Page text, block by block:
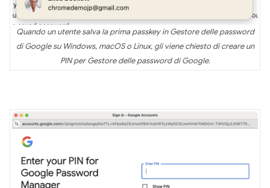
Quando un utente salva la prima passkey in Gestore delle password
di Google su Windows, macOS o Linux, gli viene chiesto di creare un
PIN per Gestore delle password di Google.